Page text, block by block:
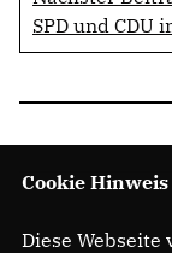
SPD und CDU
Cookie Hinweis
Diese Webseite